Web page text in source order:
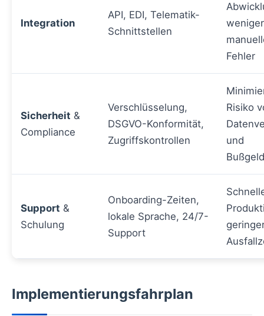
Integration
API, EDI, Telematik-
Schnittstellen
weniger
Fehler
Sicherheit &
Compliance
Verschlüsselung,
DSGVO-Konformität,
Zugriffskontrollen
Risiko
und
Support &
Schulung
Onboarding-Zeiten,
lokale Sprache, 24/7-
Support
Implementierungsfahrplan